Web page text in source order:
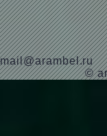
mail@arambel.ru
©